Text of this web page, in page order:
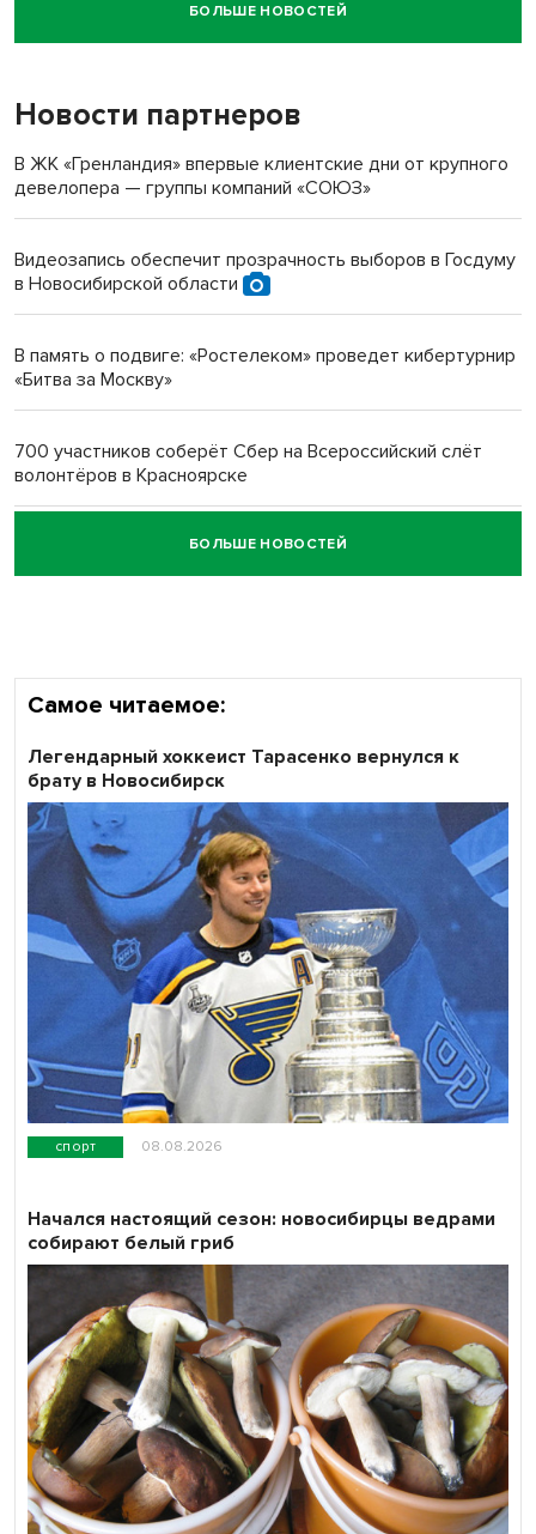
Новосибирский суд наказал водителя за смерть
пенсионерки на вокзале
«Мы живём на пастбище!»: в новосибирском селе лошади
терроризируют жителей
Новосибирский преподаватель с женой вошли в топ-16
БОЛЬШЕ НОВОСТЕЙ
Новости партнеров
В ЖК «Гренландия» впервые клиентские дни от крупного
девелопера — группы компаний «СОЮЗ»
Видеозапись обеспечит прозрачность выборов в Госдуму
в Новосибирской области
В память о подвиге: «Ростелеком» проведет кибертурнир
«Битва за Москву»
700 участников соберёт Сбер на Всероссийский слёт
волонтёров в Красноярске
Честный выбор: видеонаблюдение обеспечит
объективность результатов ЕДГ в Новосибирской
БОЛЬШЕ НОВОСТЕЙ
Самое читаемое:
спорт 08.08.2026
Легендарный хоккеист Тарасенко вернулся к
брату в Новосибирск
Начался настоящий сезон: новосибирцы ведрами
собирают белый гриб